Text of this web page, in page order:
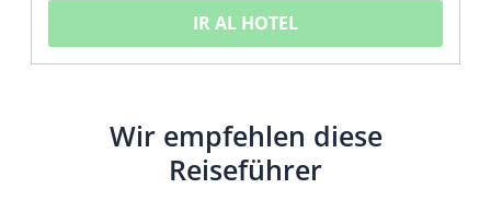
IR AL HOTEL
Wir empfehlen diese
Reiseführer